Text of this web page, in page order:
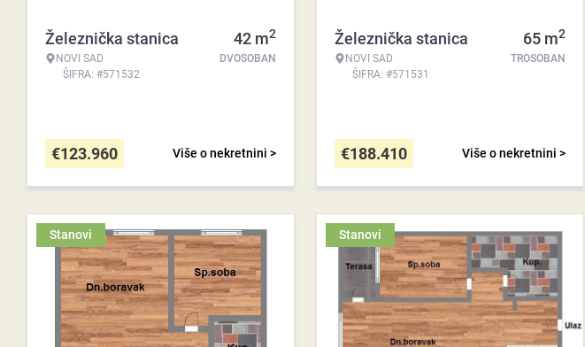
Železnička stanica
NOVI SAD
ŠIFRA: #571532
42 m2
DVOSOBAN
Više o nekretnini >
€123.960
Železnička stanica
NOVI SAD
ŠIFRA: #571531
65 m2
TROSOBAN
Više o nekretnini >
€188.410
Stanovi Stanovi